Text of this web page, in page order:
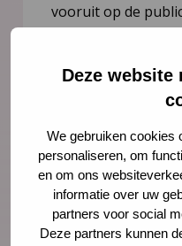
Deze website
We gebruiken cookies
personaliseren, om
en om ons
informatie over uw
partners voor social
Deze partners kunnen
vooruit op de
Lees meer